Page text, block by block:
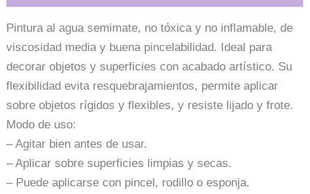
Pintura al agua semimate, no tóxica y no inflamable, de
viscosidad media y buena pincelabilidad. Ideal para
decorar objetos y superficies con acabado artístico. Su
flexibilidad evita resquebrajamientos, permite aplicar
sobre objetos rígidos y flexibles, y resiste lijado y frote.
Modo de uso:
– Agitar bien antes de usar.
– Aplicar sobre superficies limpias y secas.
– Puede aplicarse con pincel, rodillo o esponja.